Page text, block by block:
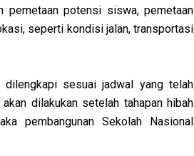
pemetaan potensi siswa, pemetaan
seperti kondisi jalan, transportasi
dilengkapi sesuai jadwal yang telah
dilakukan setelah tahapan hibah
pembangunan Sekolah Nasional